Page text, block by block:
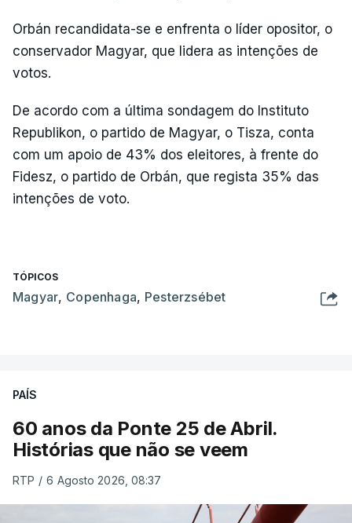
Orbán recandidata-se e enfrenta o líder opositor, o
conservador Magyar, que lidera as intenções de
votos.
De acordo com a última sondagem do Instituto
Republikon, o partido de Magyar, o Tisza, conta
com um apoio de 43% dos eleitores, à frente do
Fidesz, o partido de Orbán, que regista 35% das
intenções de voto.
TÓPICOS
Magyar, Copenhaga, Pesterzsébet
PAÍS
60 anos da Ponte 25 de Abril.
Histórias que não se veem
RTP / 6 Agosto 2026, 08:37